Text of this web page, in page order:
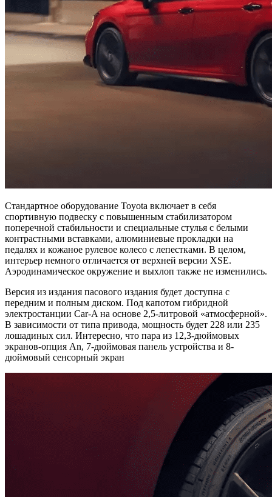
Стандартное оборудование Toyota включает в себя
спортивную подвеску с повышенным стабилизатором
поперечной стабильности и специальные стулья с белыми
контрастными вставками, алюминиевые прокладки на
педалях и кожаное рулевое колесо с лепестками. В целом,
интерьер немного отличается от верхней версии XSE.
Аэродинамическое окружение и выхлоп также не изменились.
Версия из издания пасового издания будет доступна с
передним и полным диском. Под капотом гибридной
электростанции Car-A на основе 2,5-литровой «атмосферной».
В зависимости от типа привода, мощность будет 228 или 235
лошадиных сил. Интересно, что пара из 12,3-дюймовых
экранов-опция An, 7-дюймовая панель устройства и 8-
дюймовый сенсорный экран